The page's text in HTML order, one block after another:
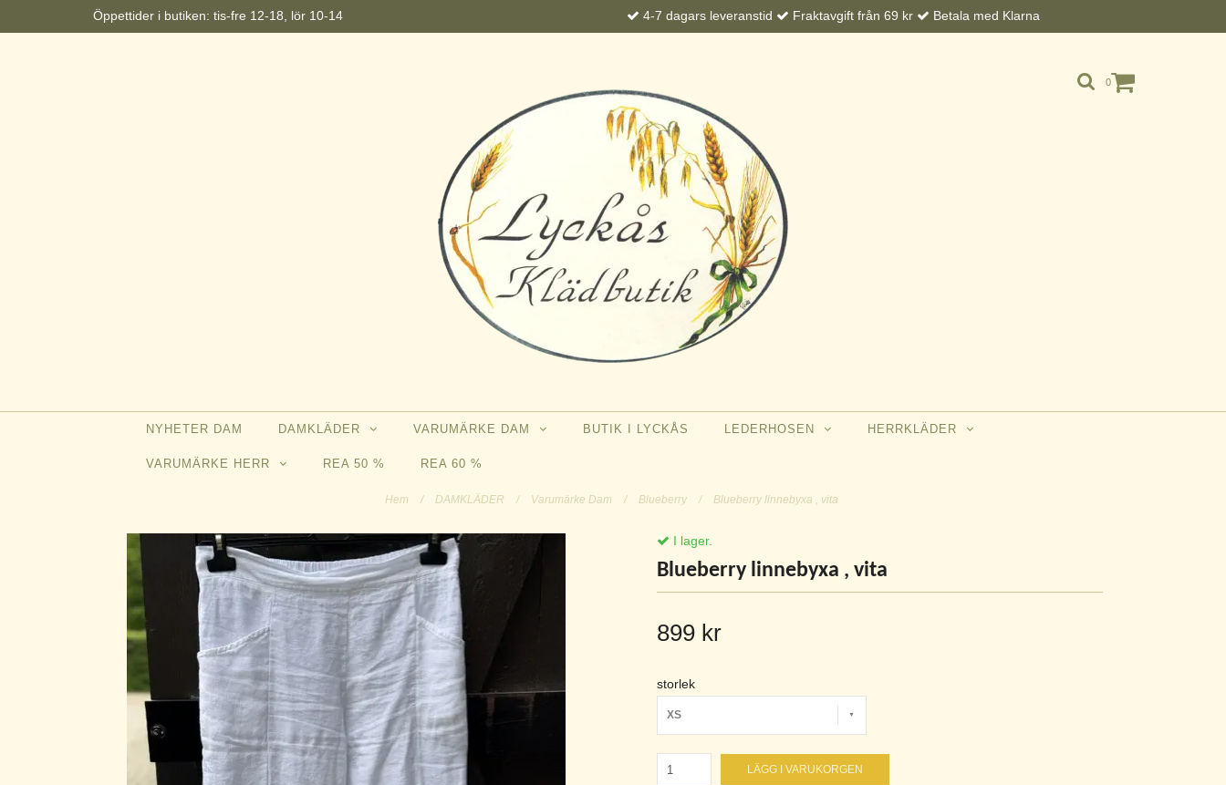
Öppettider i butiken: tis-fre 12-18, lör 10-14 4-7 dagars leveranstid Fraktavgift från 69 kr Betala med Klarna
0
NYHETER DAM DAMKLÄDER VARUMÄRKE DAM BUTIK I LYCKÅS LEDERHOSEN HERRKLÄDER
VARUMÄRKE HERR REA 50 % REA 60 %
Hem / DAMKLÄDER / Varumärke Dam / Blueberry / Blueberry linnebyxa , vita
I lager.
Blueberry linnebyxa , vita
899 kr
storlek
XS
LÄGG I VARUKORGEN